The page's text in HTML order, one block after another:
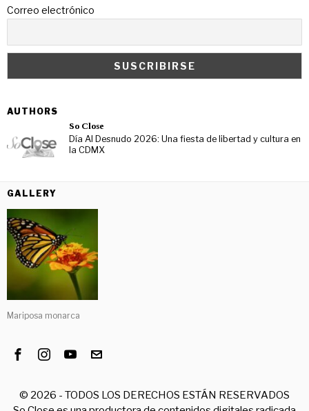
Correo electrónico
AUTHORS
So Close
Día Al Desnudo 2026: Una fiesta de libertad y cultura en
la CDMX
GALLERY
Mariposa monarca
© 2026 - TODOS LOS DERECHOS ESTÁN RESERVADOS